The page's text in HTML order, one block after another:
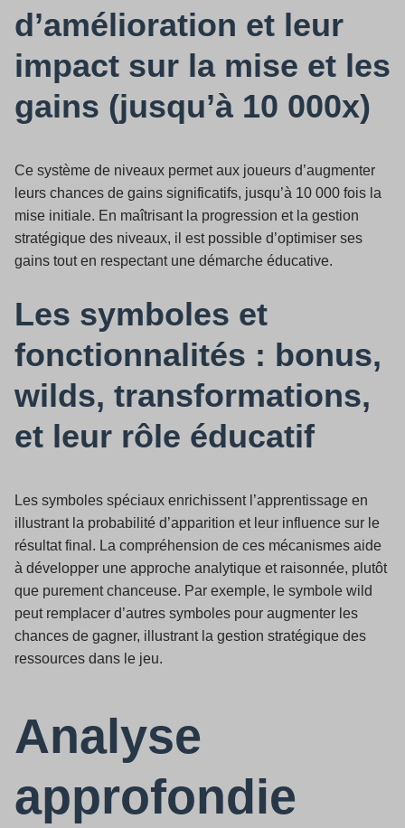
d’amélioration et leur
impact sur la mise et les
gains (jusqu’à 10 000x)
Ce système de niveaux permet aux joueurs d’augmenter
leurs chances de gains significatifs, jusqu’à 10 000 fois la
mise initiale. En maîtrisant la progression et la gestion
stratégique des niveaux, il est possible d’optimiser ses
gains tout en respectant une démarche éducative.
Les symboles et
fonctionnalités : bonus,
wilds, transformations,
et leur rôle éducatif
Les symboles spéciaux enrichissent l’apprentissage en
illustrant la probabilité d’apparition et leur influence sur le
résultat final. La compréhension de ces mécanismes aide
à développer une approche analytique et raisonnée, plutôt
que purement chanceuse. Par exemple, le symbole wild
peut remplacer d’autres symboles pour augmenter les
chances de gagner, illustrant la gestion stratégique des
ressources dans le jeu.
Analyse
approfondie